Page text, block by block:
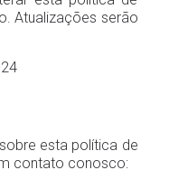
Atualizações serão
esta política de
contato conosco: